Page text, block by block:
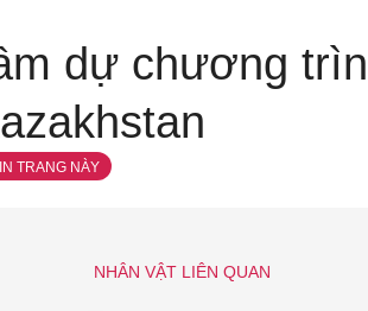
dự chương
IN TRANG NÀY
NHÂN VẬT LIÊN QUAN